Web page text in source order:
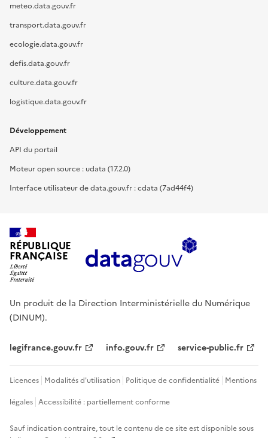
meteo.data.gouv.fr
transport.data.gouv.fr
ecologie.data.gouv.fr
defis.data.gouv.fr
culture.data.gouv.fr
logistique.data.gouv.fr
Développement
API du portail
Moteur open source : udata (17.2.0)
Interface utilisateur de data.gouv.fr : cdata (7ad44f4)
RÉPUBLIQUE
FRANÇAISE
Un produit de la Direction Interministérielle du Numérique
(DINUM).
legifrance.gouv.fr info.gouv.fr service-public.fr
Licences Modalités d'utilisation Politique de confidentialité Mentions
légales Accessibilité : partiellement conforme
Sauf indication contraire, tout le contenu de ce site est disponible sous